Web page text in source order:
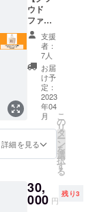
ご家庭
でも安
心で
す。 ・
内容量
：
250ml※
サイズ
W70m
m×D50
mm×H2
・スプ
レーボ
使い
方：猫
イスし
ます。
対談形
式。時
間は1時
間程
度。場
所は指
定でき
ます。"
※詳細の
やりと
りにつ
せてい
ただき
ます。
ウド
ファン
ディン
グ限
定】
「こち
ねこ
トート
バッ
ク」 サ
イズは
W46✕H
32✕D1
4で、日
常的に
やすい
大きさ
です。
支援
者：
7人
お届
け予
定：
2023
年04
月
詳細を見る
こ
の
リ
タ
ー
ン
を
選
択
す
る
30,
000 円
残り3